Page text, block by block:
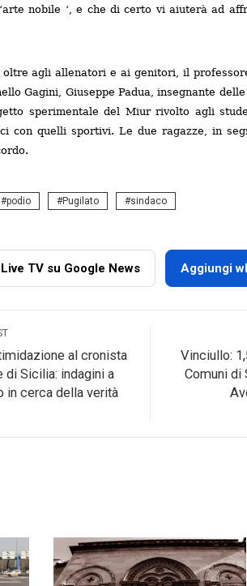
nobile ‘, e che di certo vi aiuterà ad
agli allenatori e ai genitori, il
Gagini, Giuseppe Padua, insegnante
sperimentale del Miur rivolto agli
con quelli sportivi. Le due ragazze, in
podio Pugilato sindaco
TV su Google News Aggiungi
al cronista
di Sicilia: indagini a
in cerca della verità
Vinciullo:
Comuni di